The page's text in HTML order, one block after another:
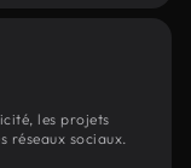
les projets
réseaux sociaux.